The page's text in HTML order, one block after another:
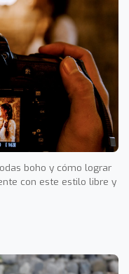
boho y cómo lograr
con este estilo libre y